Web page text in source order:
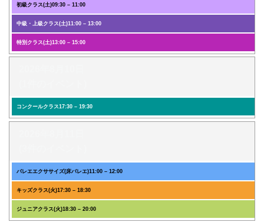
初級クラス(土)09:30 – 11:00
中級・上級クラス(土)11:00 – 13:00
特別クラス(土)13:00 – 15:00
コンクールクラス17:30 – 19:30
バレエエクササイズ(床バレエ)11:00 – 12:00
キッズクラス(火)17:30 – 18:30
ジュニアクラス(火)18:30 – 20:00